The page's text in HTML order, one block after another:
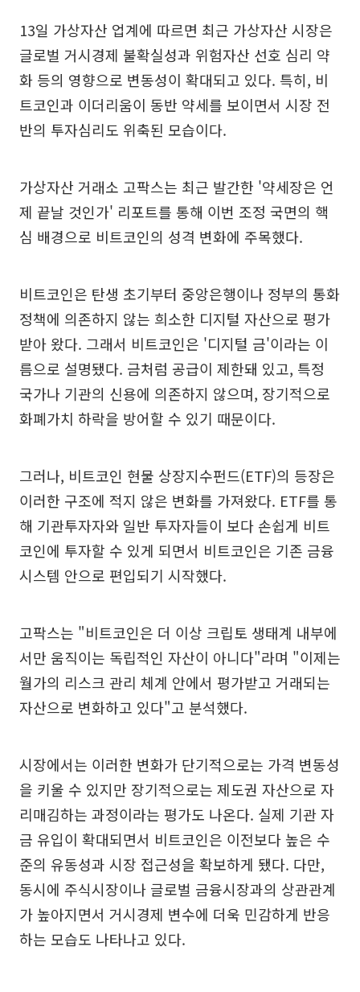
13일 가상자산 업계에 따르면 최근 가상자산 시장은
글로벌 거시경제 불확실성과 위험자산 선호 심리 약
화 등의 영향으로 변동성이 확대되고 있다. 특히, 비
트코인과 이더리움이 동반 약세를 보이면서 시장 전
반의 투자심리도 위축된 모습이다.
가상자산 거래소 고팍스는 최근 발간한 '약세장은 언
제 끝날 것인가' 리포트를 통해 이번 조정 국면의 핵
심 배경으로 비트코인의 성격 변화에 주목했다.
비트코인은 탄생 초기부터 중앙은행이나 정부의 통화
정책에 의존하지 않는 희소한 디지털 자산으로 평가
받아 왔다. 그래서 비트코인은 '디지털 금'이라는 이
름으로 설명됐다. 금처럼 공급이 제한돼 있고, 특정
국가나 기관의 신용에 의존하지 않으며, 장기적으로
화폐가치 하락을 방어할 수 있기 때문이다.
그러나, 비트코인 현물 상장지수펀드(ETF)의 등장은
이러한 구조에 적지 않은 변화를 가져왔다. ETF를 통
해 기관투자자와 일반 투자자들이 보다 손쉽게 비트
코인에 투자할 수 있게 되면서 비트코인은 기존 금융
시스템 안으로 편입되기 시작했다.
고팍스는 "비트코인은 더 이상 크립토 생태계 내부에
서만 움직이는 독립적인 자산이 아니다"라며 "이제는
월가의 리스크 관리 체계 안에서 평가받고 거래되는
자산으로 변화하고 있다"고 분석했다.
시장에서는 이러한 변화가 단기적으로는 가격 변동성
을 키울 수 있지만 장기적으로는 제도권 자산으로 자
리매김하는 과정이라는 평가도 나온다. 실제 기관 자
금 유입이 확대되면서 비트코인은 이전보다 높은 수
준의 유동성과 시장 접근성을 확보하게 됐다. 다만,
동시에 주식시장이나 글로벌 금융시장과의 상관관계
가 높아지면서 거시경제 변수에 더욱 민감하게 반응
하는 모습도 나타나고 있다.